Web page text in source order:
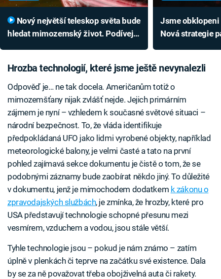
hledat mimozemský život. Podívejte
Jsme
Nová strategie
Hrozba technologií, které jsme ještě nevynalezli
Odpověď je… ne tak docela. Američanům totiž o
mimozemšťany nijak zvlášť nejde. Jejich primárním
zájmem je nyní – vzhledem k současné světové situaci –
národní bezpečnost. To, že vláda identifikuje
předpokládaná UFO jako lidmi vyrobené objekty, například
meteorologické balony, je velmi časté a tato na první
pohled zajímavá sekce dokumentu je čistě o tom, že se
podobnými záznamy bude zaobírat někdo jiný. To důležité
v dokumentu, jenž je mimochodem dodatkem k zákonu o
zpravodajských službách, je zmínka, že hrozby, které pro
USA představují technologie schopné přesunu mezi
vesmírem, vzduchem a vodou, jsou stále větší.
Tyhle technologie jsou – pokud je nám známo – zatím
úplně v plenkách či teprve na začátku své existence. Dala
by se za ně považovat třeba obojživelná auta či rakety.